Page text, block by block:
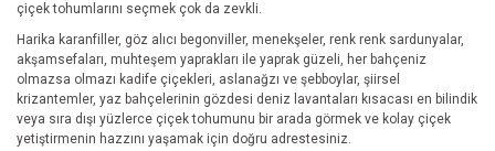
çiçek tohumlarını seçmek çok da zevkli.
Harika karanfiller, göz alıcı begonviller, menekşeler, renk renk sardunyalar,
akşamsefaları, muhteşem yaprakları ile yaprak güzeli, her bahçeniz
olmazsa olmazı kadife çiçekleri, aslanağzı ve şebboylar, şiirsel
krizantemler, yaz bahçelerinin gözdesi deniz lavantaları kısacası en bilindik
veya sıra dışı yüzlerce çiçek tohumunu bir arada görmek ve kolay çiçek
yetiştirmenin hazzını yaşamak için doğru adrestesiniz.